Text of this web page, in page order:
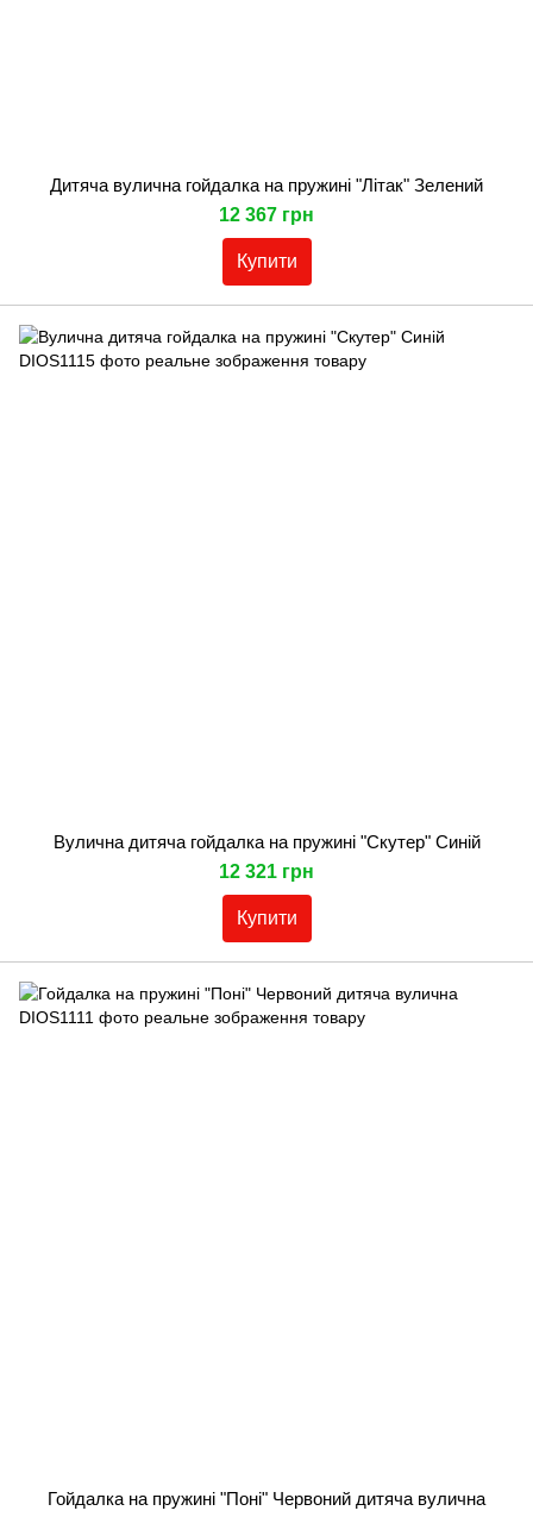
Дитяча вулична гойдалка на пружині "Літак" Зелений
12 367 грн
Купити
Вулична дитяча гойдалка на пружині "Скутер" Синій
12 321 грн
Купити
Гойдалка на пружині "Поні" Червоний дитяча вулична